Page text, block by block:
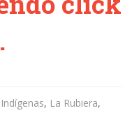
Indígenas, La Rubiera,